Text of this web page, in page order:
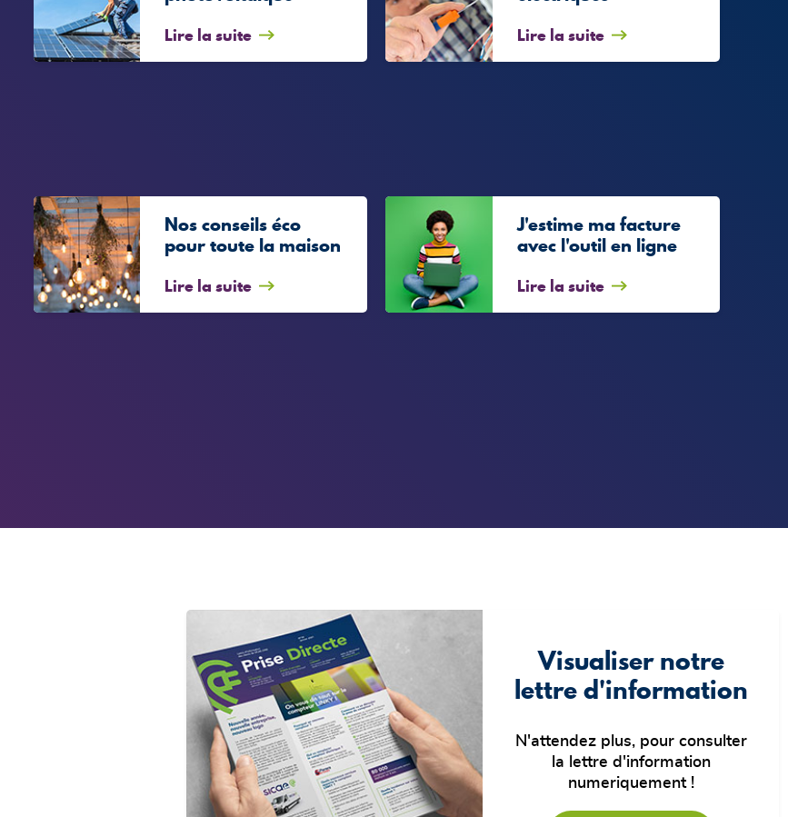
Lire la suite Lire la suite
Nos conseils éco
pour toute la maison
Lire la suite
J'estime ma facture
avec l'outil en ligne
Lire la suite
Visualiser notre
lettre d'information
N'attendez plus, pour consulter
la lettre d'information
numeriquement !